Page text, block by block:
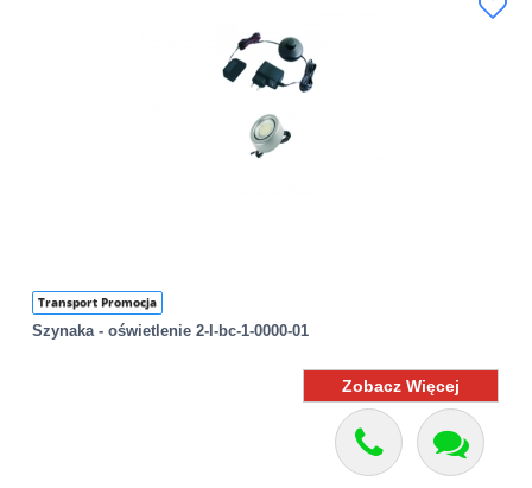
Transport Promocja
Szynaka - oświetlenie 2-l-bc-1-0000-01
Zobacz Więcej